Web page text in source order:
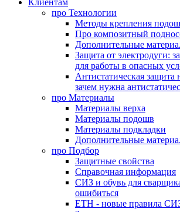
Клиентам
про Технологии
Методы крепления
Про композитный
Дополнительные
Защита от электродуги:
для работы в опасных
Антистатическая защита
зачем нужна
про Материалы
Материалы верха
Материалы подошв
Материалы подкладки
Дополнительные
про Подбор
Защитные свойства
Справочная информация
СИЗ и обувь для
ошибиться
ЕТН - новые правила